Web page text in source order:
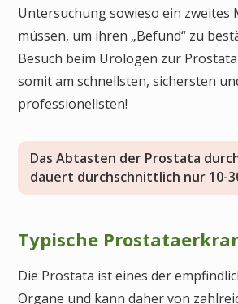
Untersuchung sowieso ein zweites
müssen, um ihren „Befund“ zu
Besuch beim Urologen zur
somit am schnellsten, sichersten
professionellsten!
Das Abtasten der Prostata
dauert durchschnittlich nur 10-
Typische
Die Prostata ist eines der
Organe und kann daher von